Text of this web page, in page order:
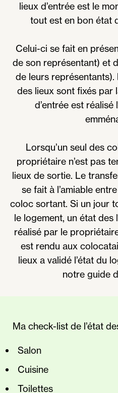
lieux d’entrée est le
tout est en bon état
Celui-ci se fait en
de son représentant) et
de leurs
des lieux sont fixés par
d’entrée est
Lorsqu’un seul des
propriétaire n’est pas
lieux de sortie. Le
se fait à l’amiable
coloc sortant. Si un jour
le logement, un état
réalisé par le
est rendu aux
lieux a validé l’état du
notre guide
Ma check-list de l’état
Salon
Cuisine
Toilettes